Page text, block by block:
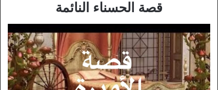
قصة الحسناء النائمة